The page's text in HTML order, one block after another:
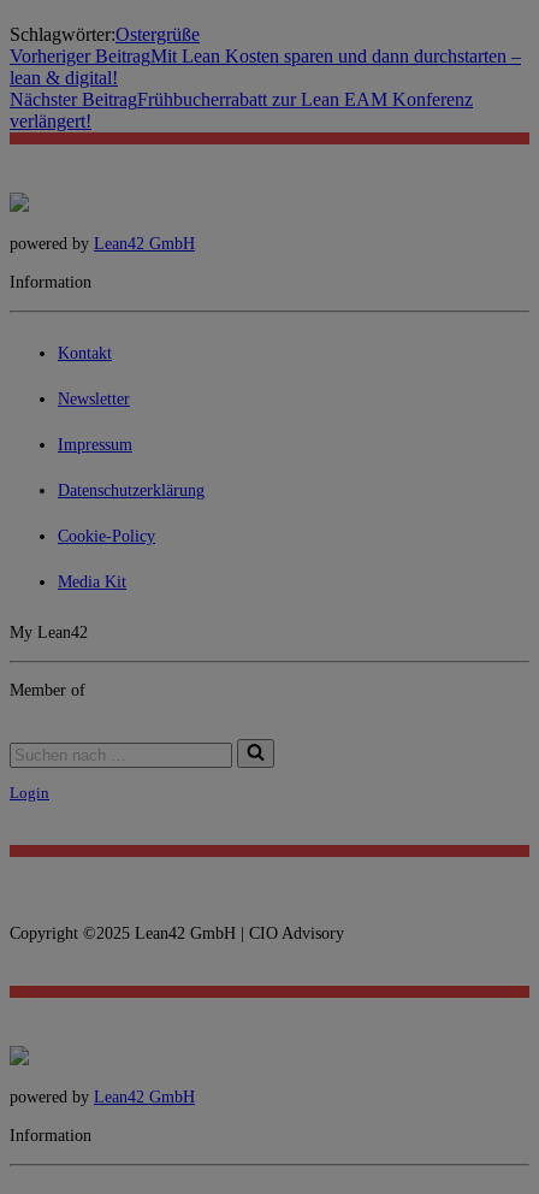
Schlagwörter:Ostergrüße
Vorheriger BeitragMit Lean Kosten sparen und dann durchstarten –
lean & digital!
Nächster BeitragFrühbucherrabatt zur Lean EAM Konferenz
verlängert!
powered by Lean42 GmbH
Information
Kontakt
Newsletter
Impressum
Datenschutzerklärung
Cookie-Policy
Media Kit
My Lean42
Member of
Login
Copyright ©2025 Lean42 GmbH | CIO Advisory
powered by Lean42 GmbH
Information